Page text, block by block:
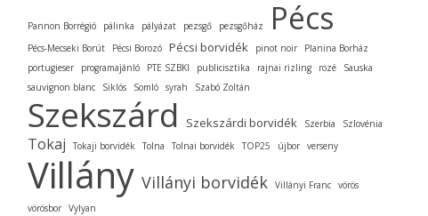
Pannon Borrégió pálinka pályázat pezsgő pezsgőház Pécs
Pécs-Mecseki Borút Pécsi Borozó Pécsi borvidék pinot noir
Planina Borház
portugieser
programajánló PTE SZBKI publicisztika rajnai rizling rozé
Sauska
sauvignon blanc
Siklós Somló syrah Szabó Zoltán
Szekszárd Szekszárdi borvidék Szerbia Szlovénia
Tokaj Tokaji borvidék Tolna Tolnai borvidék TOP25 újbor verseny
Villány Villányi borvidék Villányi Franc vörös
vörösbor Vylyan